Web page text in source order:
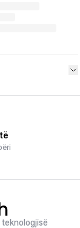
teknologjisë